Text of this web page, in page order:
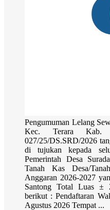
Pengumuman Lelang
Kec. Terara
027/25/DS.SRD/2026
di tujukan kepada
Pemerintah Desa
Tanah Kas Desa/
Anggaran 2026-2027
Santong Total Luas ±
berikut : Pendaftaran
Agustus 2026 Tempat ...